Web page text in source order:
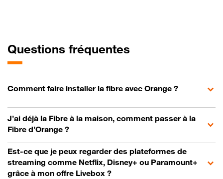
Questions fréquentes
Comment faire installer la fibre avec Orange ?
J’ai déjà la Fibre à la maison, comment passer à la
Fibre d’Orange ?
Est-ce que je peux regarder des plateformes de
streaming comme Netflix, Disney+ ou Paramount+
grâce à mon offre Livebox ?